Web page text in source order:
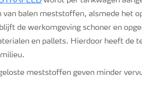
van balen meststoffen, alsmede het
de werkomgeving schoner en
en pallets. Hierdoor heeft de
meststoffen geven minder